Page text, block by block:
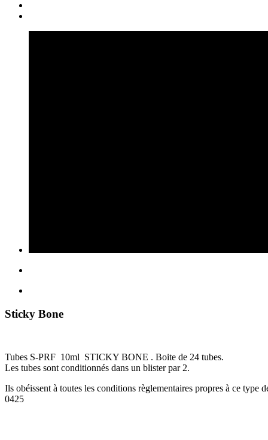
Sticky Bone
Tubes S-PRF 10ml STICKY BONE . Boite de 24 tubes.
Les tubes sont conditionnés dans un blister par 2.
Ils obéissent à toutes les conditions règlementaires propres à ce type
0425